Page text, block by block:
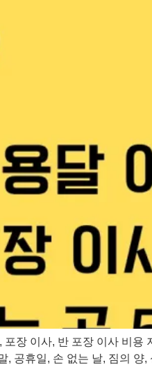
장 이사, 반 포장 이사 비용
공휴일, 손 없는 날, 짐의 양,